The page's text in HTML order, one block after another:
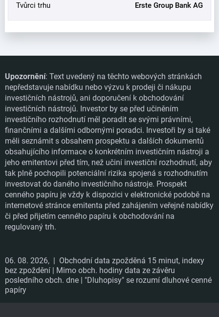
Tvůrci trhu Erste Group Bank AG
Upozornění: Text uvedený na těchto webových stránkách
nepředstavuje nabídku nebo výzvu k prodeji či nákupu
investičních nástrojů, ani doporučení k obchodování
investičních nástrojů. Investor by se před učiněním
investičního rozhodnutí měl poradit se svými právními,
finančními a dalšími odbornými poradci. Investoři by si také
měli seznámit s obsahem prospektu a dalších dokumentů
obsahujícího informace o konkrétním investičním nástroji a
jeho emitentovi před tím, než učiní investiční rozhodnutí, aby
tak plně pochopili potenciální rizika spojená s rozhodnutím
investovat do daného investičního nástroje. Prospekt
cenného papíru je vždy k dispozici v elektronické podobě na
internetové stránce emitenta před zahájením veřejné nabídky
či před přijetím cenného papíru k obchodování na
regulovaný trh.
06. 08. 2026, | Obchodní data zpožděná 15 minut, indexy
bez zpoždění | Mimo obch. hodiny data ze závěru
posledního obch. dne | "Dluhopisy" se rozumí dluhové cenné
papíry